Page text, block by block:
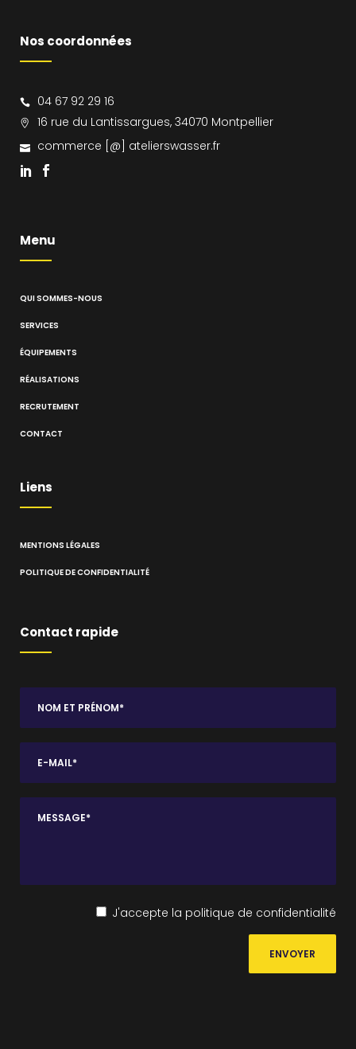
Nos coordonnées
04 67 92 29 16
16 rue du Lantissargues, 34070 Montpellier
commerce [@] atelierswasser.fr
Menu
QUI SOMMES-NOUS
SERVICES
ÉQUIPEMENTS
RÉALISATIONS
RECRUTEMENT
CONTACT
Liens
MENTIONS LÉGALES
POLITIQUE DE CONFIDENTIALITÉ
Contact rapide
J'accepte la politique de confidentialité